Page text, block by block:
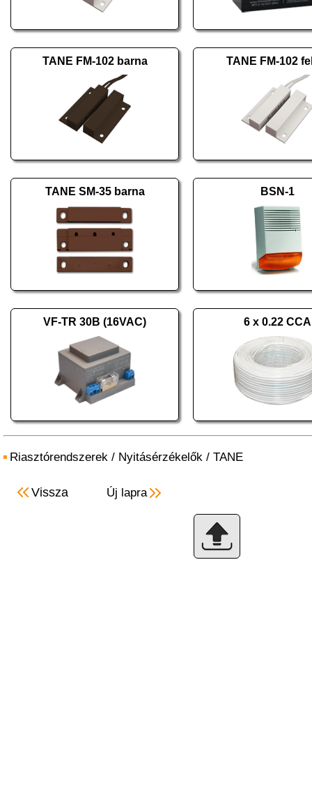
TANE FM-102 barna TANE FM-102
TANE SM-35 barna BSN-1
VF-TR 30B (16VAC) 6 x 0.22 CCA
Riasztórendszerek / Nyitásérzékelők / TANE
Vissza Új lapra